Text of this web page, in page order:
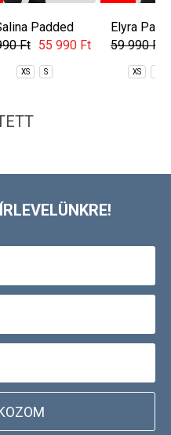
Padded
Jacket
Ft 55 990 Ft
XS S
Elyra
59 990 Ft
XS